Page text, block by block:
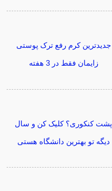
جدیدترین کرم رفع ترک پوستی
زایمان فقط در 3 هفته
پشت کنکوری؟ کلیک کن و سال
دیگه تو بهترین دانشگاه هستی